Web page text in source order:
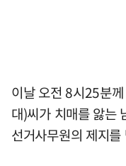
이날 오전 8시25분
대)씨가 치매를 앓는
선거사무원의 제지를